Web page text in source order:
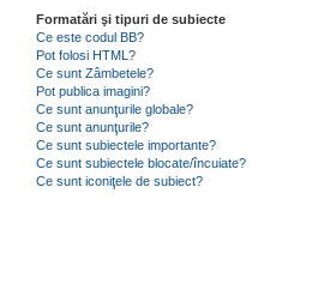
Formatări şi tipuri de subiecte
Ce este codul BB?
Pot folosi HTML?
Ce sunt Zâmbetele?
Pot publica imagini?
Ce sunt anunţurile globale?
Ce sunt anunţurile?
Ce sunt subiectele importante?
Ce sunt subiectele blocate/încuiate?
Ce sunt iconiţele de subiect?